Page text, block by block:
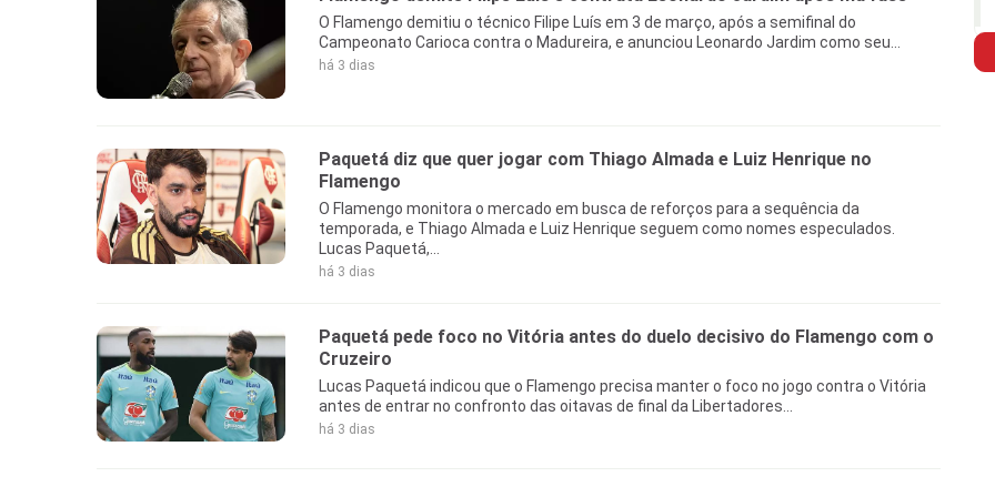
O Flamengo demitiu o técnico Filipe Luís em 3 de março, após a semifinal do
Campeonato Carioca contra o Madureira, e anunciou Leonardo Jardim como seu...
há 3 dias
Paquetá diz que quer jogar com Thiago Almada e Luiz Henrique no
Flamengo
O Flamengo monitora o mercado em busca de reforços para a sequência da
temporada, e Thiago Almada e Luiz Henrique seguem como nomes especulados.
Lucas Paquetá,...
há 3 dias
Paquetá pede foco no Vitória antes do duelo decisivo do Flamengo com o
Cruzeiro
Lucas Paquetá indicou que o Flamengo precisa manter o foco no jogo contra o Vitória
antes de entrar no confronto das oitavas de final da Libertadores...
há 3 dias